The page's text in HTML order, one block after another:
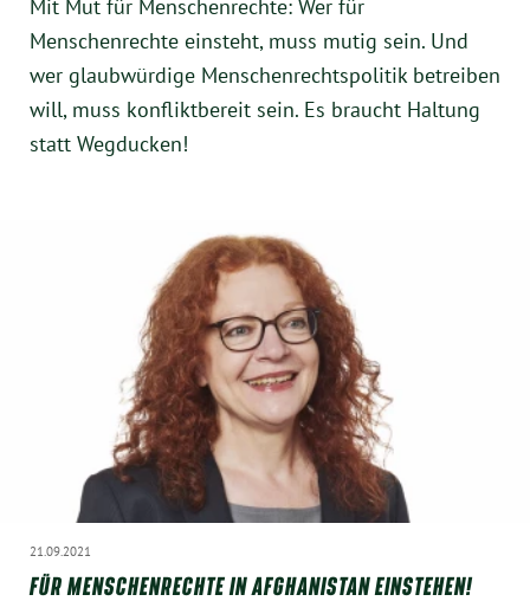
Mit Mut für Menschenrechte: Wer für
Menschenrechte einsteht, muss mutig sein. Und
wer glaubwürdige Menschenrechtspolitik betreiben
will, muss konfliktbereit sein. Es braucht Haltung
statt Wegducken!
21.09.2021
FÜR MENSCHENRECHTE IN AFGHANISTAN EINSTEHEN!